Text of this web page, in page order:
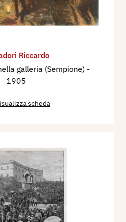
Riccardo
galleria (Sempione) -
1905
scheda